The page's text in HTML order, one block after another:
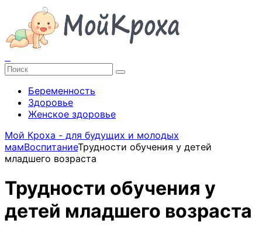
Беременность
Здоровье
Женское здоровье
Мой Кроха - для будущих и молодых
мамВоспитаниеТрудности обучения у детей
младшего возраста
Трудности обучения у
детей младшего возраста